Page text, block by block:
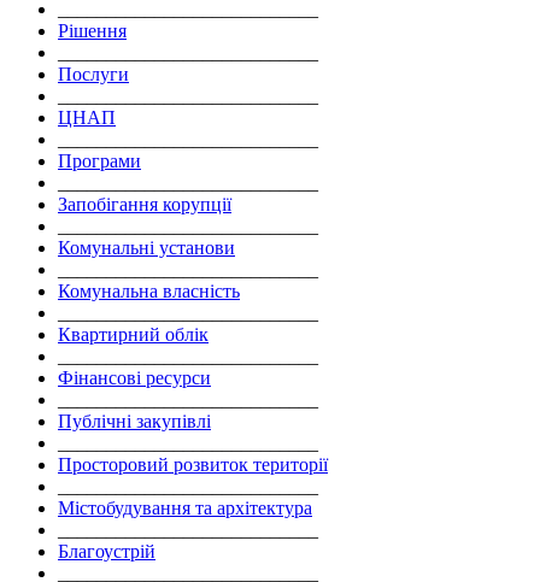
Рішення
Послуги
ЦНАП
Програми
Запобігання корупції
Комунальні установи
Комунальна власність
Квартирний облік
Фінансові ресурси
Публічні закупівлі
Просторовий розвиток території
Містобудування та архітектура
Благоустрій